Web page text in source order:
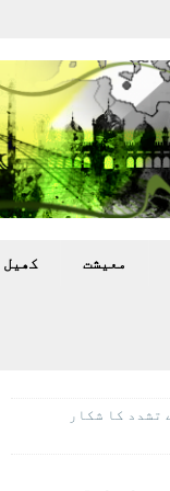
معيشت کھيل
کا شکار